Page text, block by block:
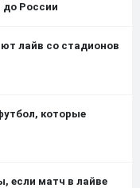
до России
лайв со стадионов
которые
если матч в лайве